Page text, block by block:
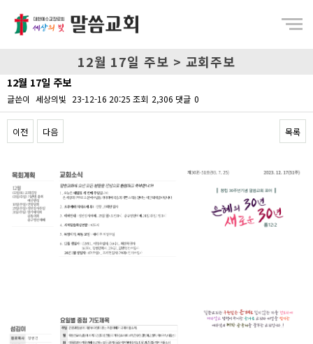
12월 17일 주보 > 교회주보
12월 17일 주보
글쓴이 세상의빛 23-12-16 20:25 조회 2,306 댓글 0
이전 다음 목록